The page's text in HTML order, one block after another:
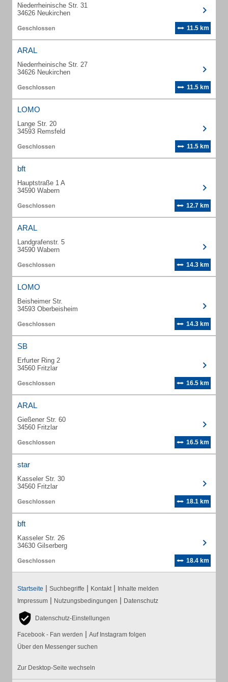
Niederrheinische Str. 31
34626 Neukirchen
11.5 km
ARAL
Niederrheinische Str. 27
34626 Neukirchen
11.5 km
LOMO
Lange Str. 20
34593 Remsfeld
11.5 km
bft
Hauptstraße 1 A
34590 Wabern
12.7 km
ARAL
Landgrafenstr. 5
34590 Wabern
14.3 km
LOMO
Beisheimer Str.
34593 Oberbeisheim
14.3 km
SB
Erfurter Ring 2
34560 Fritzlar
16.5 km
ARAL
Gießener Str. 60
34560 Fritzlar
16.5 km
star
Kasseler Str. 30
34560 Fritzlar
18.1 km
bft
Kasseler Str. 26
34630 Gilserberg
18.4 km
Startseite | Suchbegriffe | Kontakt | Inhalte melden
Impressum | Nutzungsbedingungen | Datenschutz
Datenschutz-Einstellungen
Facebook - Fan werden | Auf Instagram folgen
Über den Messenger suchen
Zur Desktop-Seite wechseln